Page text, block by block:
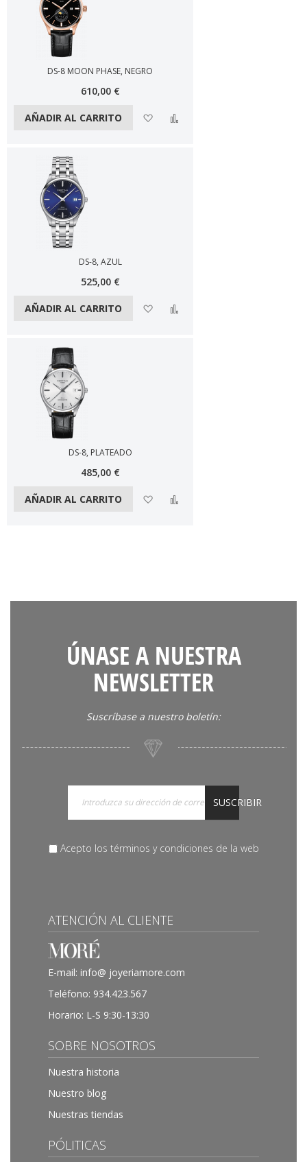
DS-8 MOON PHASE, NEGRO
610,00 €
AÑADIR AL CARRITO Añadir a la lista de deseos
DS-8, AZUL
525,00 €
AÑADIR AL CARRITO Añadir a la lista de deseos
DS-8, PLATEADO
485,00 €
AÑADIR AL CARRITO Añadir a la lista de deseos
ÚNASE A NUESTRA
NEWSLETTER
Suscríbase a nuestro boletín:
SUSCRIBIR
Acepto los términos y condiciones de la web
ATENCIÓN AL CLIENTE
E-mail: info@ joyeriamore.com
Teléfono: 934.423.567
Horario: L-S 9:30-13:30
SOBRE NOSOTROS
Nuestra historia
Nuestro blog
Nuestras tiendas
PÓLITICAS